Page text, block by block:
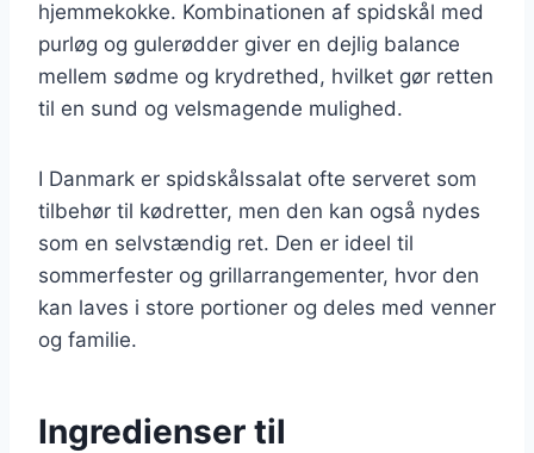
hjemmekokke. Kombinationen af spidskål med
purløg og gulerødder giver en dejlig balance
mellem sødme og krydrethed, hvilket gør retten
til en sund og velsmagende mulighed.
I Danmark er spidskålssalat ofte serveret som
tilbehør til kødretter, men den kan også nydes
som en selvstændig ret. Den er ideel til
sommerfester og grillarrangementer, hvor den
kan laves i store portioner og deles med venner
og familie.
Ingredienser til